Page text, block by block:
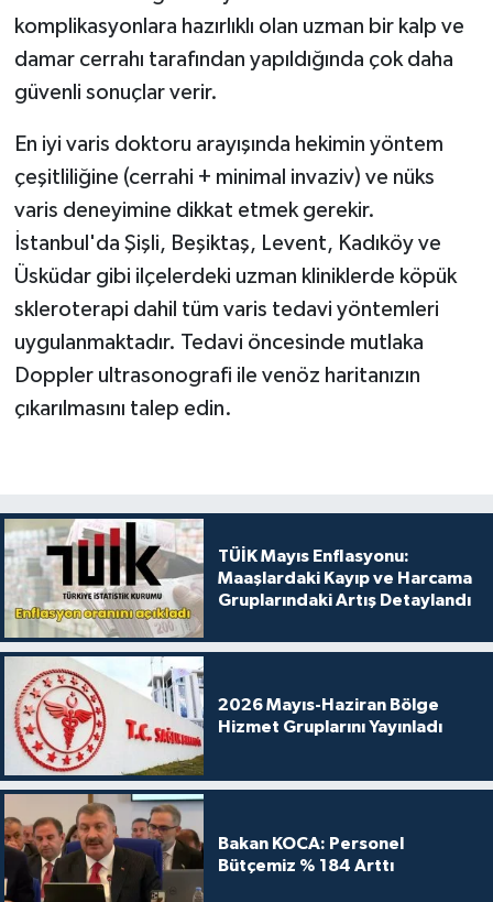
komplikasyonlara hazırlıklı olan uzman bir kalp ve
damar cerrahı tarafından yapıldığında çok daha
güvenli sonuçlar verir.
En iyi varis doktoru arayışında hekimin yöntem
çeşitliliğine (cerrahi + minimal invaziv) ve nüks
varis deneyimine dikkat etmek gerekir.
İstanbul'da Şişli, Beşiktaş, Levent, Kadıköy ve
Üsküdar gibi ilçelerdeki uzman kliniklerde köpük
skleroterapi dahil tüm varis tedavi yöntemleri
uygulanmaktadır. Tedavi öncesinde mutlaka
Doppler ultrasonografi ile venöz haritanızın
çıkarılmasını talep edin.
TÜİK Mayıs Enflasyonu:
Maaşlardaki Kayıp ve Harcama
Gruplarındaki Artış Detaylandı
2026 Mayıs-Haziran Bölge
Hizmet Gruplarını Yayınladı
Bakan KOCA: Personel
Bütçemiz % 184 Arttı